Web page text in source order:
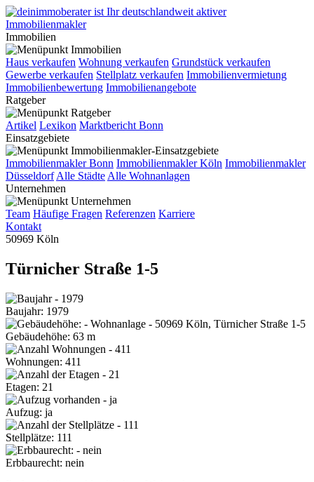
Immobilien
Haus verkaufen Wohnung verkaufen Grundstück verkaufen
Gewerbe verkaufen Stellplatz verkaufen Immobilienvermietung
Immobilienbewertung Immobilienangebote
Ratgeber
Artikel Lexikon Marktbericht Bonn
Einsatzgebiete
Immobilienmakler Bonn Immobilienmakler Köln Immobilienmakler
Düsseldorf Alle Städte Alle Wohnanlagen
Unternehmen
Team Häufige Fragen Referenzen Karriere
Kontakt
50969 Köln
Türnicher Straße 1-5
Baujahr: 1979
Gebäudehöhe: 63 m
Wohnungen: 411
Etagen: 21
Aufzug: ja
Stellplätze: 111
Erbbaurecht: nein